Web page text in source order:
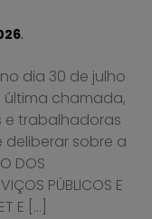
.
dia 30 de julho
última chamada,
e trabalhadoras
sobre a
DOS
PÚBLICOS E
E […]